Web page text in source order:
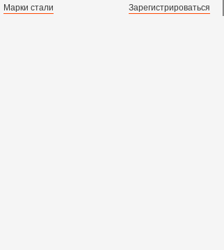
Марки стали Зарегистрироваться